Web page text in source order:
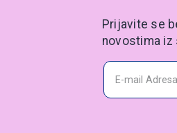
Prijavite se
novostima